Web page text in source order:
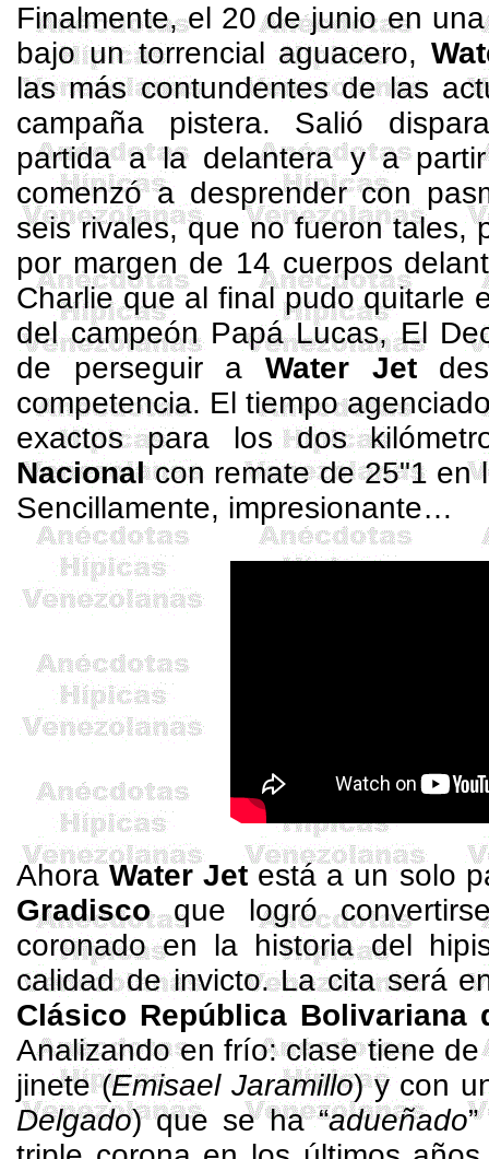
Finalmente, el 20 de junio en
bajo un torrencial aguacero,
las más contundentes de las
campaña pistera. Salió
partida a la delantera y a
comenzó a desprender con
seis rivales, que no fueron tales,
por margen de 14 cuerpos
Charlie que al final pudo quitarle
del campeón Papá Lucas, El
de perseguir a WaterJet
competencia. El tiempo
exactos para los dos
Nacionalcon remate de 25"1 en
Sencillamente, impresionante…
AhoraWaterJetestá a un solo
Gradiscoque logró
coronado en la historia del
calidad de invicto. La cita será
Clásico República Bolivariana
Analizando en frío: clase tiene
jinete (EmisaelJaramillo) y con
Delgado) que se ha “adueñado